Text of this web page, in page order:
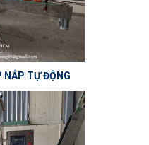
NẮP TỰ ĐỘNG